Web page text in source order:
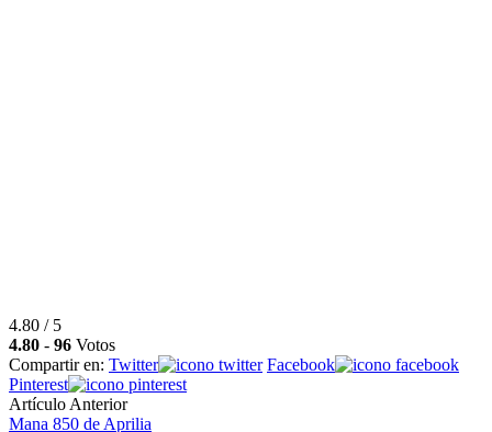
4.80 / 5
4.80 - 96 Votos
Compartir en: Twitter
Facebook
Pinterest
Artículo Anterior
Mana 850 de Aprilia